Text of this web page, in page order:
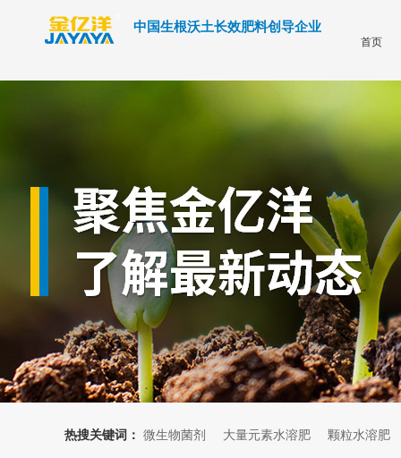
中国生根沃土长效肥料创导企业
首页
热搜关键词： 微生物菌剂 大量元素水溶肥 颗粒水溶肥